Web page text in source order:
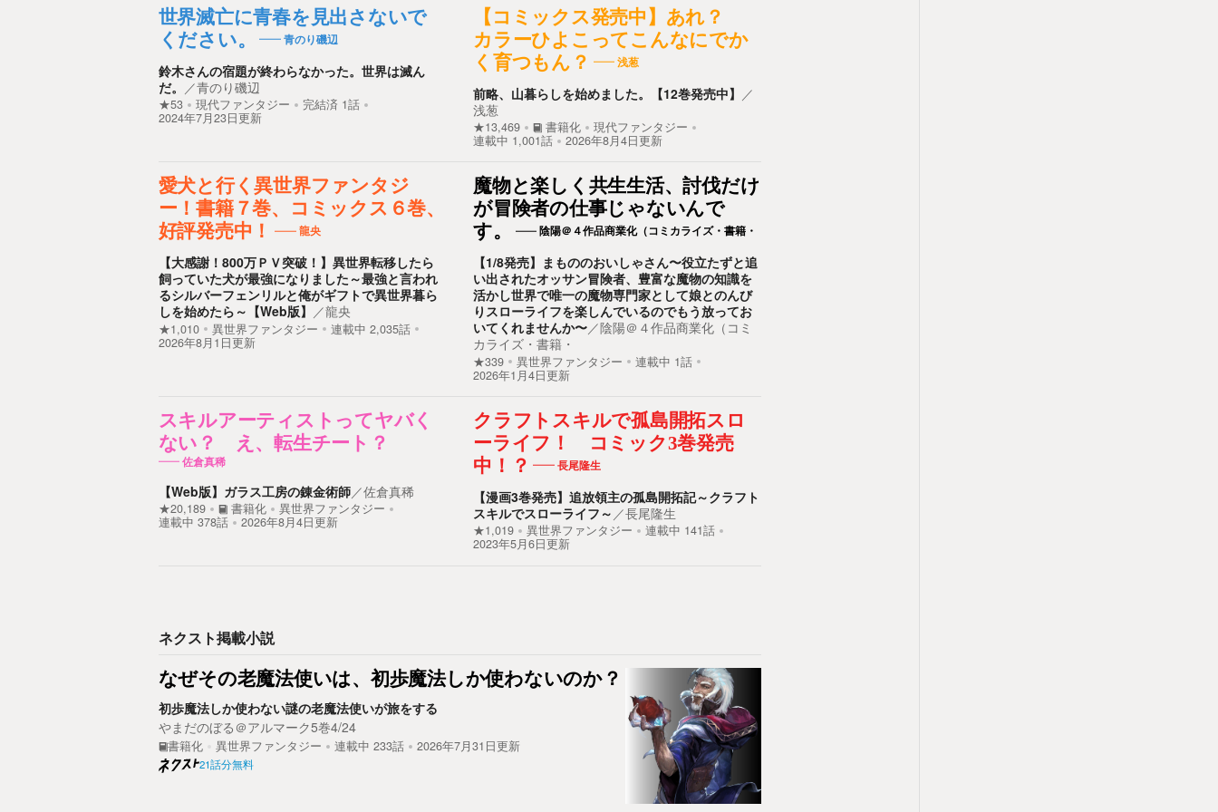
世界滅亡に青春を見出さないで
ください。
青のり磯辺
鈴木さんの宿題が終わらなかった。世界は滅ん
だ。 ／青のり磯辺
★53 現代ファンタジー 完結済 1話
2024年7月23日更新
【コミックス発売中】あれ？
カラーひよこってこんなにでか
く育つもん？
浅葱
前略、山暮らしを始めました。【12巻発売中】 ／
浅葱
★13,469 書籍化
現代ファンタジー
連載中 1,001話 2026年8月4日更新
愛犬と行く異世界ファンタジ
ー！書籍７巻、コミックス６巻、
好評発売中！
龍央
【大感謝！800万ＰＶ突破！】異世界転移したら
飼っていた犬が最強になりました～最強と言われ
るシルバーフェンリルと俺がギフトで異世界暮ら
しを始めたら～【Web版】 ／龍央
★1,010 異世界ファンタジー 連載中 2,035話
2026年8月1日更新
魔物と楽しく共生生活、討伐だけ
が冒険者の仕事じゃないんで
す。
陰陽＠４作品商業化（コミカライズ・書籍・
【1/8発売】まもののおいしゃさん〜役立たずと追
い出されたオッサン冒険者、豊富な魔物の知識を
活かし世界で唯一の魔物専門家として娘とのんび
りスローライフを楽しんでいるのでもう放ってお
いてくれませんか〜／陰陽＠４作品商業化（コミ
カライズ・書籍・
★339 異世界ファンタジー 連載中 1話
2026年1月4日更新
スキルアーティストってヤバく
ない？ え、転生チート？
佐倉真稀
【Web版】ガラス工房の錬金術師／佐倉真稀
★20,189 書籍化
異世界ファンタジー
連載中 378話 2026年8月4日更新
クラフトスキルで孤島開拓スロ
ーライフ！ コミック3巻発売
中！？
長尾隆生
【漫画3巻発売】追放領主の孤島開拓記～クラフト
スキルでスローライフ～ ／長尾隆生
★1,019 異世界ファンタジー 連載中 141話
2023年5月6日更新
ネクスト掲載小説
なぜその老魔法使いは、初歩魔法しか使わないのか？
初歩魔法しか使わない謎の老魔法使いが旅をする
やまだのぼる＠アルマーク5巻4/24
書籍化 異世界ファンタジー 連載中 233話 2026年7月31日更新
21話分無料